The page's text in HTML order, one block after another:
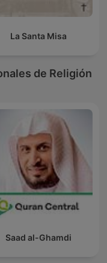
La Santa Misa
de Religión
Saad al-Ghamdi